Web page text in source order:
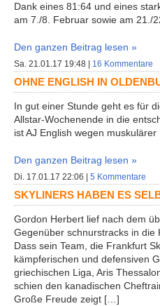
Dank eines 81:64 und eines
am 7./8. Februar sowie am 21./
Den ganzen Beitrag lesen »
Sa. 21.01.17 19:48 | 16 Kommentare
OHNE ENGLISH IN
In gut einer Stunde geht es für
Allstar-Wochenende in die
ist AJ English wegen muskulärer
Den ganzen Beitrag lesen »
Di. 17.01.17 22:06 | 5 Kommentare
SKYLINERS HABEN ES
Gordon Herbert lief nach dem
Gegenüber schnurstracks in
Dass sein Team, die Frankfurt
kämpferischen und defensiven
griechischen Liga, Aris
schien den kanadischen
Große Freude zeigt […]